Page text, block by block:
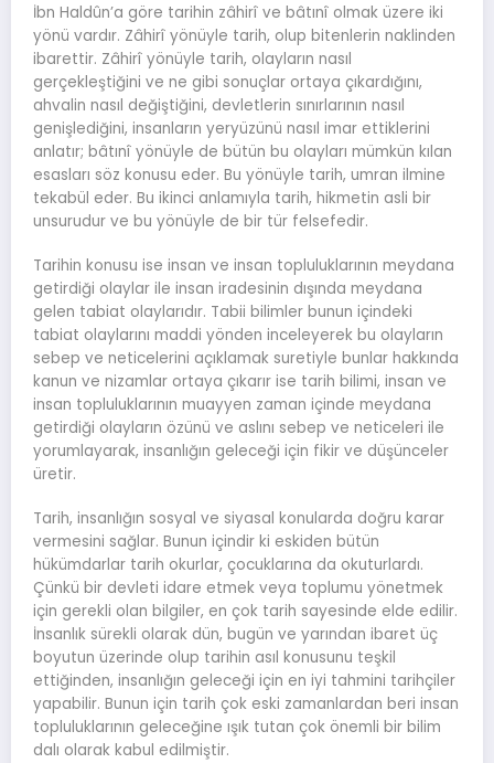
İbn Haldûn’a göre tarihin zâhirî ve bâtınî olmak üzere iki
yönü vardır. Zâhirî yönüyle tarih, olup bitenlerin naklinden
ibarettir. Zâhirî yönüyle tarih, olayların nasıl
gerçekleştiğini ve ne gibi sonuçlar ortaya çıkardığını,
ahvalin nasıl değiştiğini, devletlerin sınırlarının nasıl
genişlediğini, insanların yeryüzünü nasıl imar ettiklerini
anlatır; bâtınî yönüyle de bütün bu olayları mümkün kılan
esasları söz konusu eder. Bu yönüyle tarih, umran ilmine
tekabül eder. Bu ikinci anlamıyla tarih, hikmetin asli bir
unsurudur ve bu yönüyle de bir tür felsefedir.
Tarihin konusu ise insan ve insan topluluklarının meydana
getirdiği olaylar ile insan iradesinin dışında meydana
gelen tabiat olaylarıdır. Tabii bilimler bunun içindeki
tabiat olaylarını maddi yönden inceleyerek bu olayların
sebep ve neticelerini açıklamak suretiyle bunlar hakkında
kanun ve nizamlar ortaya çıkarır ise tarih bilimi, insan ve
insan topluluklarının muayyen zaman içinde meydana
getirdiği olayların özünü ve aslını sebep ve neticeleri ile
yorumlayarak, insanlığın geleceği için fikir ve düşünceler
üretir.
Tarih, insanlığın sosyal ve siyasal konularda doğru karar
vermesini sağlar. Bunun içindir ki eskiden bütün
hükümdarlar tarih okurlar, çocuklarına da okuturlardı.
Çünkü bir devleti idare etmek veya toplumu yönetmek
için gerekli olan bilgiler, en çok tarih sayesinde elde edilir.
İnsanlık sürekli olarak dün, bugün ve yarından ibaret üç
boyutun üzerinde olup tarihin asıl konusunu teşkil
ettiğinden, insanlığın geleceği için en iyi tahmini tarihçiler
yapabilir. Bunun için tarih çok eski zamanlardan beri insan
topluluklarının geleceğine ışık tutan çok önemli bir bilim
dalı olarak kabul edilmiştir.